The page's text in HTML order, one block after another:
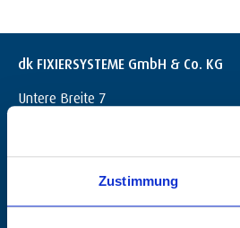
Zustimmung
dk FIXIERSYSTEME GmbH & Co. KG
Untere Breite 7
info@dk-fixiersysteme.de